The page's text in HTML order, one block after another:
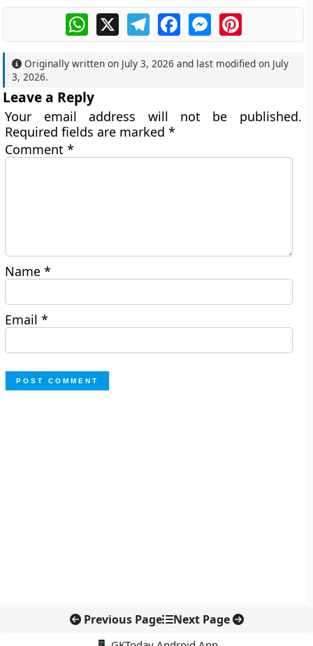
WhatsApp
X TelegramFacebookMessengerPinterest
Originally written on July 3, 2026 and last modified on July
3, 2026.
Leave a Reply
Your email address will not be published.
Required fields are marked*
Comment*
Name*
Email*
Previous Page Next Page